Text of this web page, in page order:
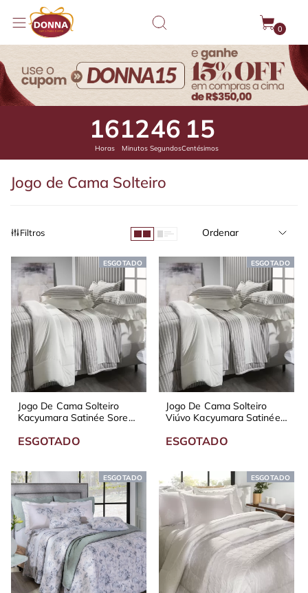
0
16
Horas
12
Minutos
45
Segundos
40
Centésimos
Jogo de Cama Solteiro
Filtros Ordenar
ESGOTADO
Jogo De Cama Solteiro
Kacyumara Satinée Sorent
ESGOTADO
ESGOTADO
Jogo De Cama Solteiro
Viúvo Kacyumara Satinée
ESGOTADO
ESGOTADO ESGOTADO